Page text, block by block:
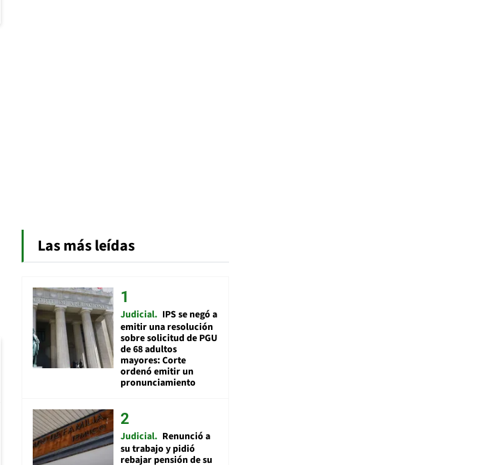
Las más leídas
Judicial IPS se negó a
emitir una resolución
sobre solicitud de PGU
de 68 adultos
mayores: Corte
ordenó emitir un
pronunciamiento
Judicial Renunció a
su trabajo y pidió
rebajar pensión de su